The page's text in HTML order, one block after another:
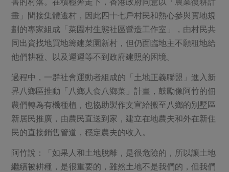
樂齡友善
社務會議 地區活動
畫」間接集體遷村，因此四十七戶村民和熱心參與實地規
劃的專家組成「菜園村生態社區營造工作室」，由村民共
同出資找地買地籌建菜園新村，但仍面臨地主不願租地給
他們耕種、以及遲遲等不到政府建照的困境。
過程中，一群社會運動者組成的「土地正義聯盟」進入新
界八鄉區推動「八鄉人食八鄉菜」計畫，鼓勵像阿竹的佃
農們轉為有機種植，也協助製作文宣給搬至八鄉的別墅區
新居民推廣，由農民直送到家，建立在地農夫和外在新住
民的直接銷售管道，穩定農夫的收入。
阿竹說：「如果人和土地脫離，是很危險的，所以讓土地
繼續被耕種，是很重要的，雖然土地不是我們的，但我們